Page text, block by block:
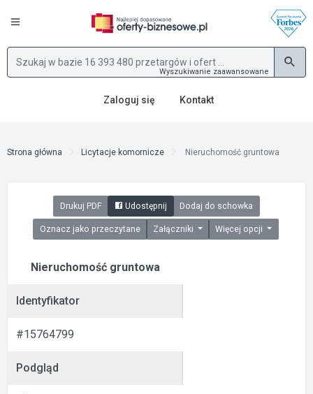
Wyszukiwanie zaawansowane
Zaloguj się Kontakt
Strona główna Licytacje komornicze Nieruchomość gruntowa
Drukuj PDF Udostępnij Dodaj do schowka
Oznacz jako przeczytane Załączniki Więcej opcji
Nieruchomość gruntowa
Identyfikator
#15764799
Podgląd